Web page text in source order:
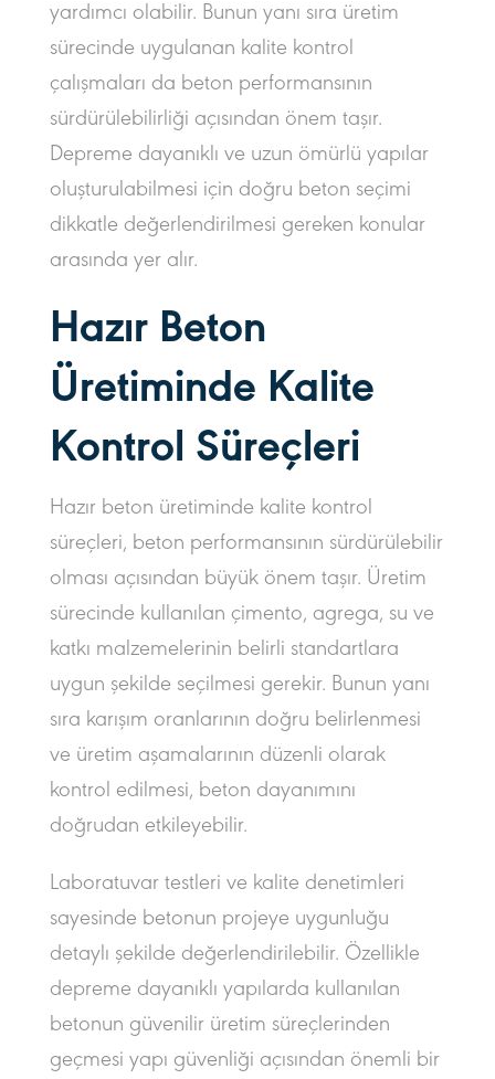
yardımcı olabilir. Bunun yanı sıra üretim
sürecinde uygulanan kalite kontrol
çalışmaları da beton performansının
sürdürülebilirliği açısından önem taşır.
Depreme dayanıklı ve uzun ömürlü yapılar
oluşturulabilmesi için doğru beton seçimi
dikkatle değerlendirilmesi gereken konular
arasında yer alır.
Hazır Beton
Üretiminde Kalite
Kontrol Süreçleri
Hazır beton üretiminde kalite kontrol
süreçleri, beton performansının sürdürülebilir
olması açısından büyük önem taşır. Üretim
sürecinde kullanılan çimento, agrega, su ve
katkı malzemelerinin belirli standartlara
uygun şekilde seçilmesi gerekir. Bunun yanı
sıra karışım oranlarının doğru belirlenmesi
ve üretim aşamalarının düzenli olarak
kontrol edilmesi, beton dayanımını
doğrudan etkileyebilir.
Laboratuvar testleri ve kalite denetimleri
sayesinde betonun projeye uygunluğu
detaylı şekilde değerlendirilebilir. Özellikle
depreme dayanıklı yapılarda kullanılan
betonun güvenilir üretim süreçlerinden
geçmesi yapı güvenliği açısından önemli bir